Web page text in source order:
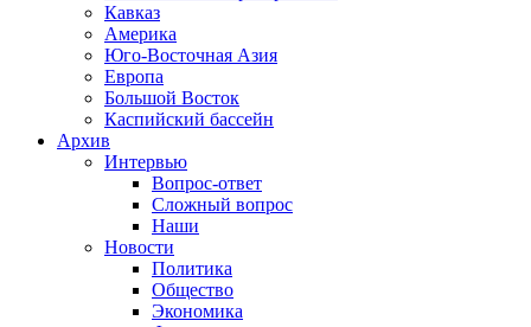
Кавказ
Америка
Юго-Восточная Азия
Европа
Большой Восток
Каспийский бассейн
Архив
Интервью
Вопрос-ответ
Сложный вопрос
Наши
Новости
Политика
Общество
Экономика